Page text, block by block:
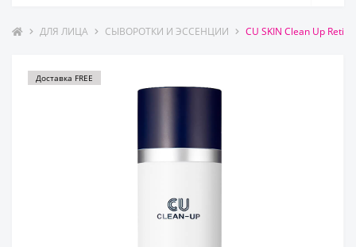
ДЛЯ ЛИЦА СЫВОРОТКИ И ЭССЕНЦИИ CU SKIN Clean Up
Доставка FREE